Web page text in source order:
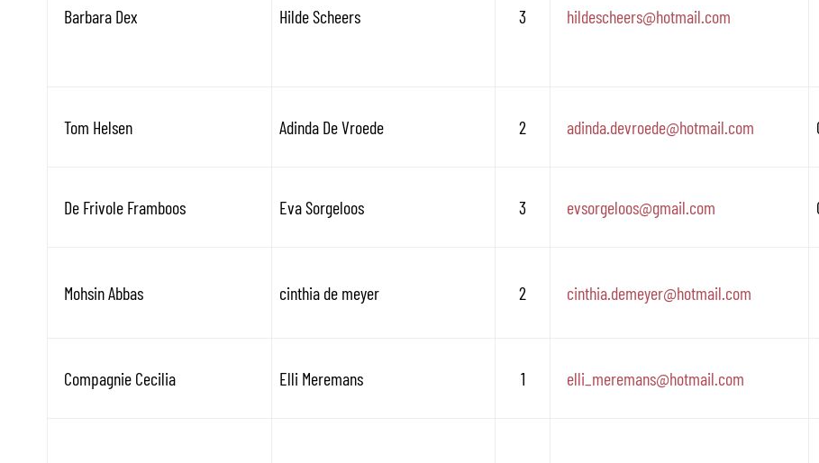
Barbara Dex Hilde Scheers 3 hildescheers@hotmail.com
Tom Helsen Adinda De Vroede 2 adinda.devroede@hotmail.com
De Frivole Framboos Eva Sorgeloos 3 evsorgeloos@gmail.com
Mohsin Abbas cinthia de meyer 2 cinthia.demeyer@hotmail.com
Compagnie Cecilia Elli Meremans 1 elli_meremans@hotmail.com